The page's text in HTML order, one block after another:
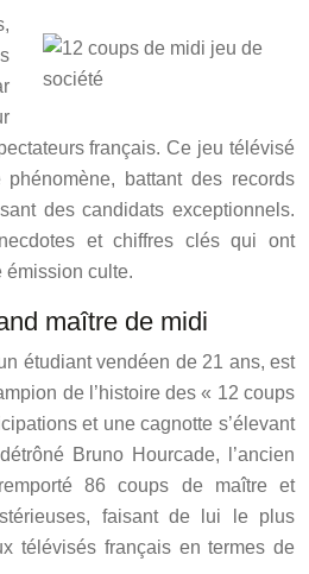
français. Ce jeu télévisé
battant des records
des candidats exceptionnels.
et chiffres clés qui ont
émission culte.
maître de midi
étudiant vendéen de 21 ans, est
de l’histoire des « 12 coups
et une cagnotte s’élevant
Bruno Hourcade, l’ancien
86 coups de maître et
faisant de lui le plus
télévisés français en termes de